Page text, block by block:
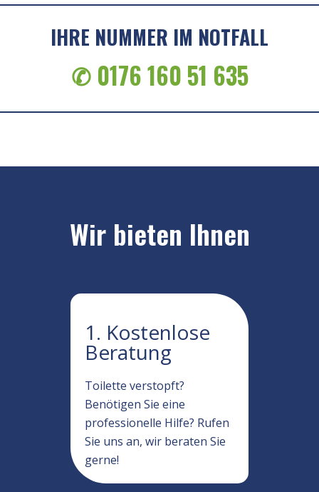
IHRE NUMMER IM NOTFALL
✆ 0176 160 51 635
Wir bieten Ihnen
1. Kostenlose
Beratung
Toilette verstopft?
Benötigen Sie eine
professionelle Hilfe? Rufen
Sie uns an, wir beraten Sie
gerne!